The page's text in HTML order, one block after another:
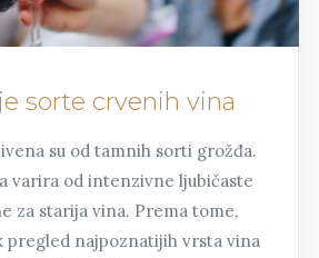
sorte crvenih vina
su od tamnih sorti grožđa.
varira od intenzivne ljubičaste
za starija vina. Prema tome,
pregled najpoznatijih vrsta vina